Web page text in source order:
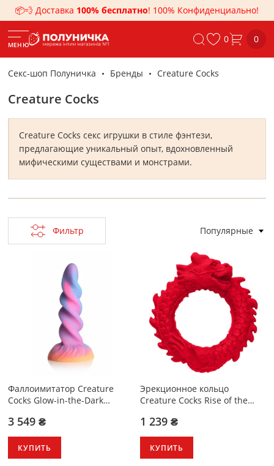
📦💨 Доставка 100% бесплатно! 100% Конфиденциально!
МЕНЮ 0 0
Секс-шоп Полуничка Бренды Creature Cocks
Creature Cocks
Creature Cocks секс игрушки в стиле фэнтези,
предлагающие уникальный опыт, вдохновленный
мифическими существами и монстрами.
Фильтр Популярные
Фаллоимитатор Creature
Cocks Glow-in-the-Dark
3 549 ₴
КУПИТЬ
Эрекционное кольцо
Creature Cocks Rise of the
Red
1 239 ₴
КУПИТЬ